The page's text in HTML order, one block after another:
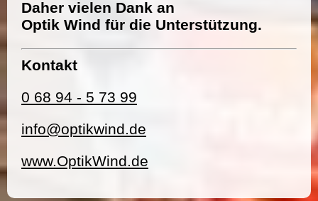
Daher vielen Dank an
Optik Wind für die Unterstützung.
Kontakt
0 68 94 - 5 73 99
info@optikwind.de
www.OptikWind.de